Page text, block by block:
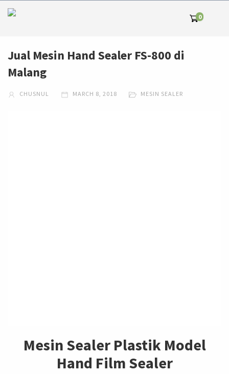
0
Jual Mesin Hand Sealer FS-800 di
Malang
CHUSNUL MARCH 8, 2018 MESIN SEALER
Mesin Sealer Plastik Model
Hand Film Sealer